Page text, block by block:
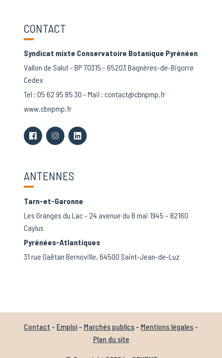
CONTACT
Syndicat mixte Conservatoire Botanique Pyrénéen
Vallon de Salut - BP 70315 - 65203 Bagnères-de-Bigorre
Cedex
Tel : 05 62 95 85 30 - Mail : contact@cbnpmp.fr
www.cbnpmp.fr
ANTENNES
Tarn-et-Garonne
Les Granges du Lac – 24 avenue du 8 mai 1945 – 82160
Caylus
Pyrénées-Atlantiques
31 rue Gaëtan Bernoville, 64500 Saint-Jean-de-Luz
Contact - Emploi - Marchés publics - Mentions légales -
Plan du site